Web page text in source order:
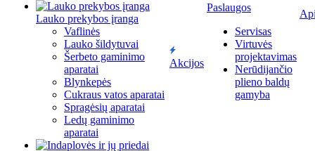
Lauko prekybos įranga
Vaflinės
Lauko šildytuvai
Šerbeto gaminimo
aparatai
Blynkepės
Cukraus vatos aparatai
Spragėsių aparatai
Ledų gaminimo
aparatai
Akcijos
Paslaugos
Servisas
Virtuvės
projektavimas
Nerūdijančio
plieno baldų
gamyba